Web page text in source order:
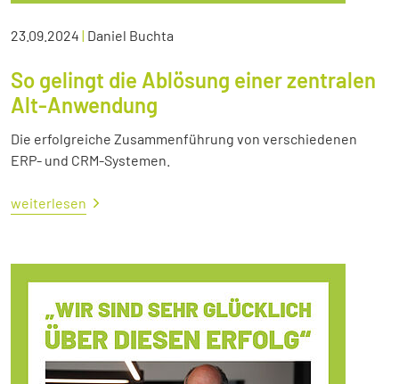
23.09.2024 | Daniel Buchta
So gelingt die Ablösung einer zentralen
Alt-Anwendung
Die erfolgreiche Zusammenführung von verschiedenen
ERP- und CRM-Systemen.
weiterlesen